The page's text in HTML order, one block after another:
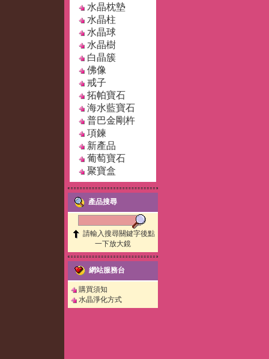
水晶枕墊
水晶柱
水晶球
水晶樹
白晶簇
佛像
戒子
拓帕寶石
海水藍寶石
普巴金剛杵
項鍊
新產品
葡萄寶石
聚寶盒
產品搜尋
請輸入搜尋關鍵字後點
一下放大鏡
網站服務台
購買須知
水晶淨化方式